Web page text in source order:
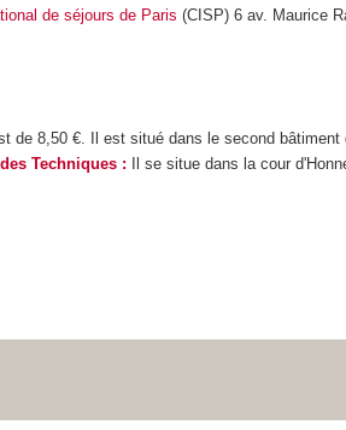
de séjours de Paris (CISP) 6 av. Maurice
de 8,50 €. Il est situé dans le second
Techniques : Il se situe dans la cour